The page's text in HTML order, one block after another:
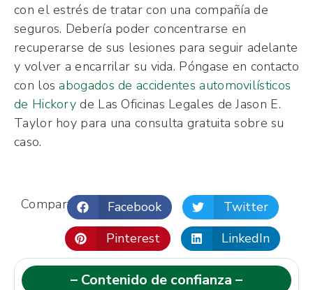
con el estrés de tratar con una compañía de
seguros. Debería poder concentrarse en
recuperarse de sus lesiones para seguir adelante
y volver a encarrilar su vida. Póngase en contacto
con losabogados de accidentes automovilísticos
de Hickory de Las Oficinas Legales de Jason E.
Taylor hoy para una consulta gratuita sobre su
caso.
Compartir: Facebook
Twitter
Pinterest
LinkedIn
– Contenido de confianza –